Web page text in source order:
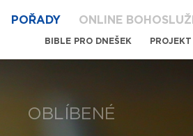
POŘADY ONLINE
BIBLE PRO DNEŠEK
OBLÍBENÉ